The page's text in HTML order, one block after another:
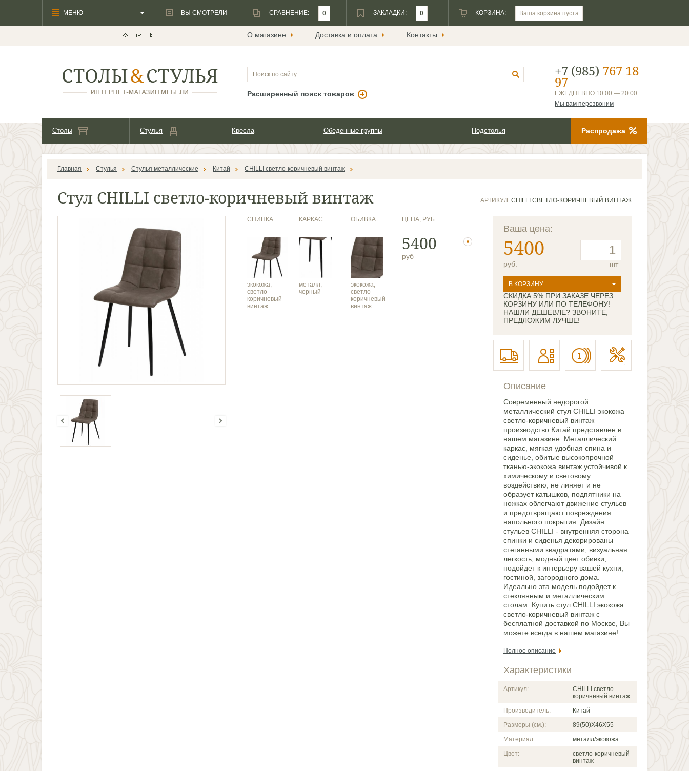
О магазине Доставка и оплата Контакты
+7 (985) 767 18
97
ЕЖЕДНЕВНО 10:00 — 20:00
Мы вам перезвоним
Расширенный поиск товаров
Столы Стулья Кресла Обеденные группы Подстолья Распродажа
Главная Стулья Стулья металлические Китай CHILLI светло-коричневый винтаж
АРТИКУЛ: CHILLI СВЕТЛО-КОРИЧНЕВЫЙ ВИНТАЖ
Стул CHILLI светло-коричневый винтаж
СПИНКА КАРКАС ОБИВКА ЦЕНА, РУБ.
экокожа,
светло-
коричневый
винтаж
металл,
черный
экокожа,
светло-
коричневый
винтаж
5400
руб
Ваша цена:
5400
руб. шт.
В КОРЗИНУ
СКИДКА 5% ПРИ ЗАКАЗЕ ЧЕРЕЗ
КОРЗИНУ ИЛИ ПО ТЕЛЕФОНУ!
НАШЛИ ДЕШЕВЛЕ? ЗВОНИТЕ,
ПРЕДЛОЖИМ ЛУЧШЕ!
Описание
Современный недорогой
металлический стул CHILLI экокожа
светло-коричневый винтаж
производство Китай представлен в
нашем магазине. Металлический
каркас, мягкая удобная спина и
сиденье, обитые высокопрочной
тканью-экокожа винтаж устойчивой к
химическому и световому
воздействию, не линяет и не
образует катышков, подпятники на
ножках облегчают движение стульев
и предотвращают повреждения
напольного покрытия. Дизайн
стульев CHILLI - внутренняя сторона
спинки и сиденья декорированы
стеганными квадратами, визуальная
легкость, модный цвет обивки,
подойдет к интерьеру вашей кухни,
гостиной, загородного дома.
Идеально эта модель подойдет к
стеклянным и металлическим
столам. Купить стул CHILLI экокожа
светло-коричневый винтаж с
бесплатной доставкой по Москве, Вы
можете всегда в нашем магазине!
Полное описание
Характеристики
Артикул:
CHILLI светло-
коричневый винтаж
Производитель:
Китай
Размеры (см.):
89(50)X46X55
Материал:
металл/экокожа
Цвет:
светло-коричневый
винтаж
МЕНЮ ВЫ СМОТРЕЛИ СРАВНЕНИЕ: 0 ЗАКЛАДКИ: 0 КОРЗИНА: Ваша корзина пуста